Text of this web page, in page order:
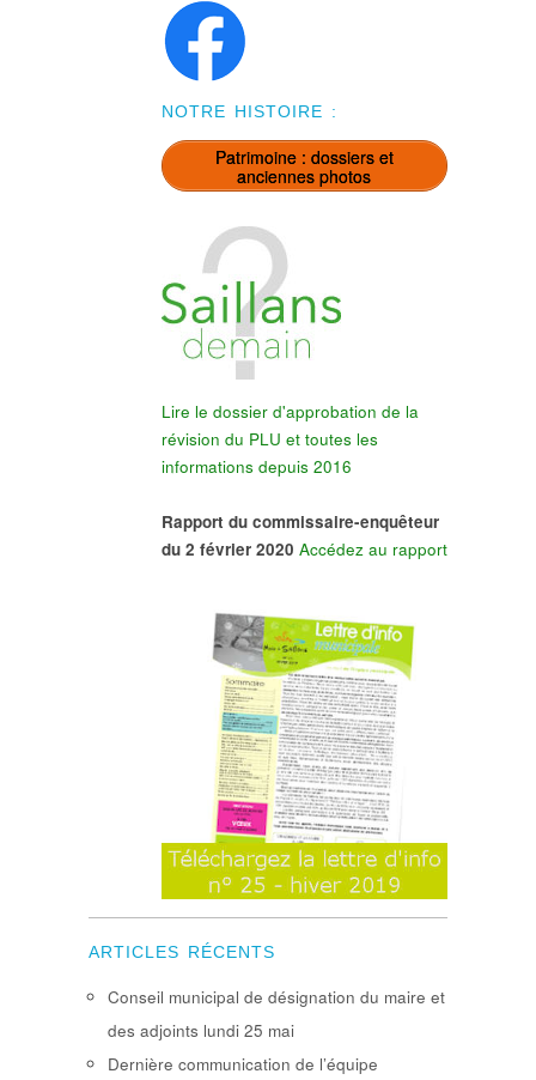
NOTRE HISTOIRE :
Patrimoine : dossiers et
anciennes photos
Lire le dossier d'approbation de la
révision du PLU et toutes les
informations depuis 2016
Rapport du commissaire-enquêteur
du 2 février 2020 Accédez au rapport
ARTICLES RÉCENTS
Conseil municipal de désignation du maire et
des adjoints lundi 25 mai
Dernière communication de l’équipe